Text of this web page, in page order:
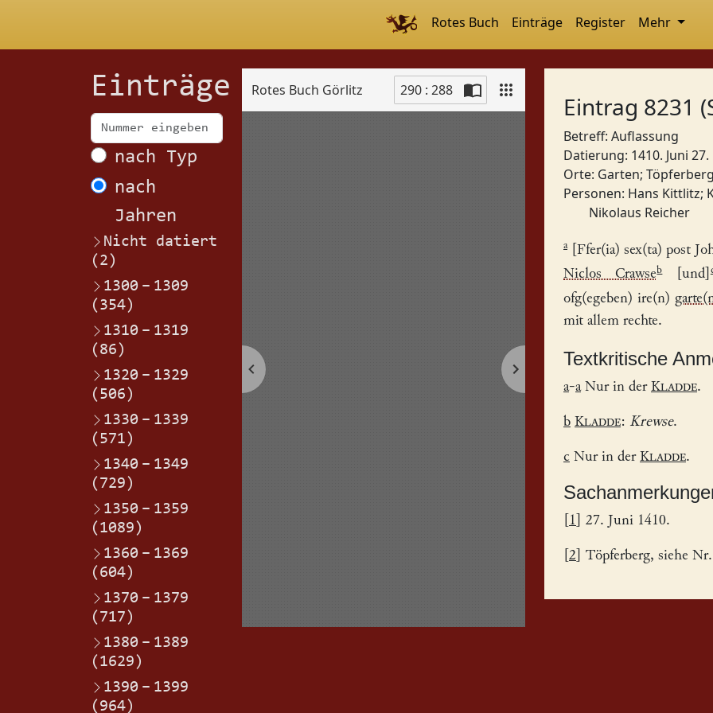
Rotes Buch Einträge Register Mehr
Einträge
nach Typ
nach
Jahren
Nicht datiert
(2)
1300 – 1309
(354)
1310 – 1319
(86)
1320 – 1329
(506)
1330 – 1339
(571)
1340 – 1349
(729)
1350 – 1359
(1089)
1360 – 1369
(604)
1370 – 1379
(717)
1380 – 1389
(1629)
1390 – 1399
(964)
Rotes Buch Görlitz 290 : 288
Eintrag 8231
Betreff: Auflassung
Datierung: 1410. Juni 27.
Orte: Garten; Töpferberg
Personen: Hans Kittlitz;
Nikolaus Reicher
a[Ffer(ia) sex(ta) post
Niclos Crawseb[und]
ofg(egeben) ire(n)
mit allem rechte.
Textkritische
a-aNur in der Kladde.
b Kladde: Krewse.
c Nur in der Kladde.
1 ] 27. Juni 1410.
2 ] Töpferberg, siehe